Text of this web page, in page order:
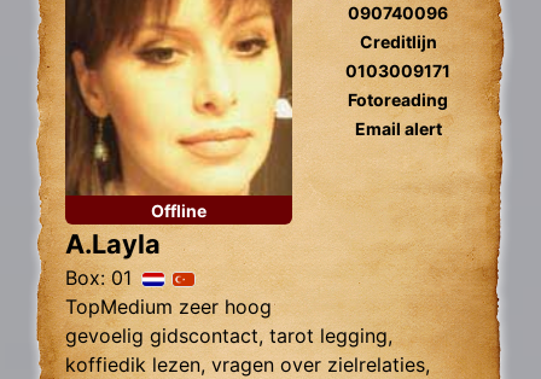
Offline
090740096
Creditlijn
0103009171
Fotoreading
Email alert
A.Layla
Box: 01
TopMedium zeer hoog
gevoelig gidscontact, tarot legging,
koffiedik lezen, vragen over zielrelaties,